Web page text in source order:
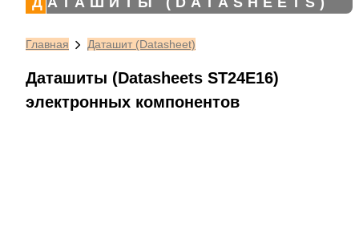
Главная Даташит (Datasheet)
Даташиты (Datasheets ST24E16)
электронных компонентов